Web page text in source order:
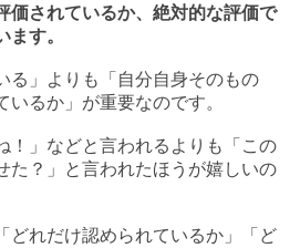
価されているか、絶対的な評価で
す。
る」よりも「自分自身そのもの
るか」が重要なのです。
！」などと言われるよりも「この
た？」と言われたほうが嬉しいの
どれだけ認められているか」「ど